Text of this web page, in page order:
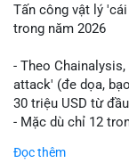
💬 DÒNG CHẢY
Bắc', trong khi tin
crypto và sự kiện
Square, nhiều
Long $BTW hoặc
Tấn công vật lý
trong năm 2026
- Theo
attack' (đe dọa,
30 triệu USD từ
- Mặc dù chỉ 12
gồm rò rỉ dữ liệu
Đọc thêm